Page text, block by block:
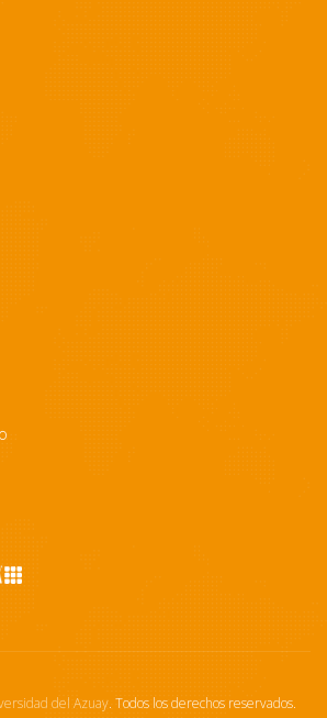
del Azuay. Todos los derechos reservados.